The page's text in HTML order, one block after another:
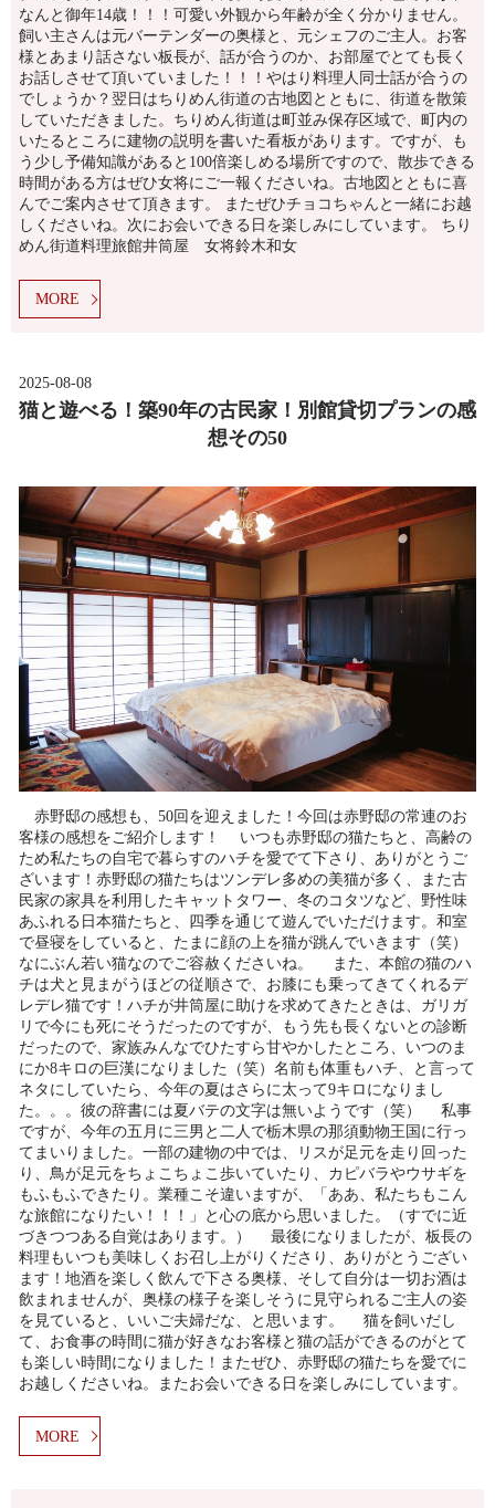
なんと御年14歳！！！可愛い外観から年齢が全く分かりません。
飼い主さんは元バーテンダーの奥様と、元シェフのご主人。お客
様とあまり話さない板長が、話が合うのか、お部屋でとても長く
お話しさせて頂いていました！！！やはり料理人同士話が合うの
でしょうか？翌日はちりめん街道の古地図とともに、街道を散策
していただきました。ちりめん街道は町並み保存区域で、町内の
いたるところに建物の説明を書いた看板があります。ですが、も
う少し予備知識があると100倍楽しめる場所ですので、散歩できる
時間がある方はぜひ女将にご一報くださいね。古地図とともに喜
んでご案内させて頂きます。 またぜひチョコちゃんと一緒にお越
しくださいね。次にお会いできる日を楽しみにしています。 ちり
めん街道料理旅館井筒屋 女将鈴木和女
MORE
2025-08-08
猫と遊べる！築90年の古民家！別館貸切プランの感
想その50
赤野邸の感想も、50回を迎えました！今回は赤野邸の常連のお
客様の感想をご紹介します！ いつも赤野邸の猫たちと、高齢の
ため私たちの自宅で暮らすのハチを愛でて下さり、ありがとうご
ざいます！赤野邸の猫たちはツンデレ多めの美猫が多く、また古
民家の家具を利用したキャットタワー、冬のコタツなど、野性味
あふれる日本猫たちと、四季を通じて遊んでいただけます。和室
で昼寝をしていると、たまに顔の上を猫が跳んでいきます（笑）
なにぶん若い猫なのでご容赦くださいね。 また、本館の猫のハ
チは犬と見まがうほどの従順さで、お膝にも乗ってきてくれるデ
レデレ猫です！ハチが井筒屋に助けを求めてきたときは、ガリガ
リで今にも死にそうだったのですが、もう先も長くないとの診断
だったので、家族みんなでひたすら甘やかしたところ、いつのま
にか8キロの巨漢になりました（笑）名前も体重もハチ、と言って
ネタにしていたら、今年の夏はさらに太って9キロになりまし
た。。。彼の辞書には夏バテの文字は無いようです（笑） 私事
ですが、今年の五月に三男と二人で栃木県の那須動物王国に行っ
てまいりました。一部の建物の中では、リスが足元を走り回った
り、鳥が足元をちょこちょこ歩いていたり、カピバラやウサギを
もふもふできたり。業種こそ違いますが、「ああ、私たちもこん
な旅館になりたい！！！」と心の底から思いました。（すでに近
づきつつある自覚はあります。） 最後になりましたが、板長の
料理もいつも美味しくお召し上がりくださり、ありがとうござい
ます！地酒を楽しく飲んで下さる奥様、そして自分は一切お酒は
飲まれませんが、奥様の様子を楽しそうに見守られるご主人の姿
を見ていると、いいご夫婦だな、と思います。 猫を飼いだし
て、お食事の時間に猫が好きなお客様と猫の話ができるのがとて
も楽しい時間になりました！またぜひ、赤野邸の猫たちを愛でに
お越しくださいね。またお会いできる日を楽しみにしています。
MORE